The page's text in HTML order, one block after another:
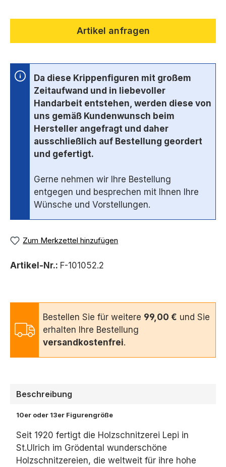
Artikel anfragen
Da diese Krippenfiguren mit großem
Zeitaufwand und in liebevoller
Handarbeit entstehen, werden diese von
uns gemäß Kundenwunsch beim
Hersteller angefragt und daher
ausschließlich auf Bestellung geordert
und gefertigt.
Gerne nehmen wir Ihre Bestellung
entgegen und besprechen mit Ihnen Ihre
Wünsche und Vorstellungen.
Zum Merkzettel hinzufügen
Artikel-Nr.: F-101052.2
Bestellen Sie für weitere 99,00 € und Sie
erhalten Ihre Bestellung
versandkostenfrei.
Beschreibung
10er oder 13er Figurengröße
Seit 1920 fertigt die Holzschnitzerei Lepi in
St.Ulrich im Grödental wunderschöne
Holzschnitzereien, die weltweit für ihre hohe